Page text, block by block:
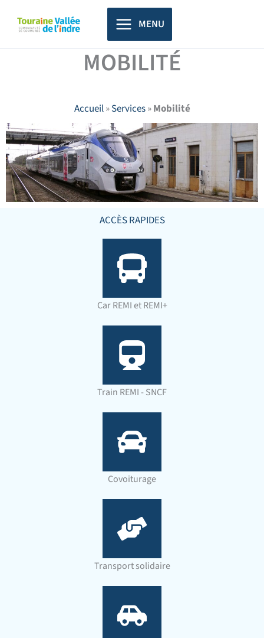
principal
MENU
MOBILITÉ
Accueil»Services»Mobilité
ACCÈS RAPIDES
Car REMI et REMI+
Train REMI - SNCF
Covoiturage
Transport solidaire